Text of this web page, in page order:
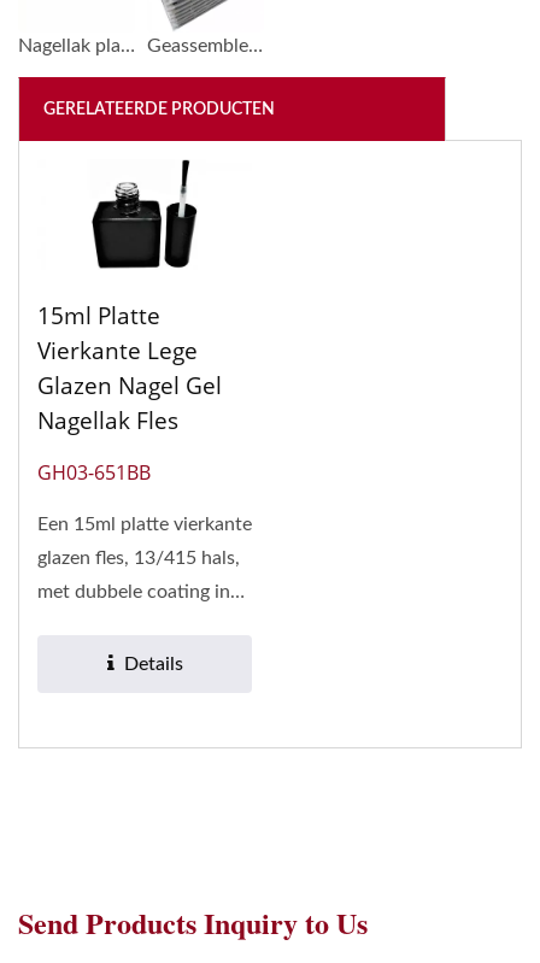
Nagellak plastic doppen voor glazen flessen met 13/415 hals Geassembleerde Druppelaars op Schalen Pakket
GERELATEERDE PRODUCTEN
15ml Platte
Vierkante Lege
Glazen Nagel Gel
Nagellak Fles
GH03-651BB
Een 15ml platte vierkante
glazen fles, 13/415 hals,
met dubbele coating in
Details